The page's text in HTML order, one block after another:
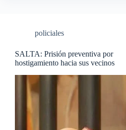
policiales
SALTA: Prisión preventiva por
hostigamiento hacia sus vecinos